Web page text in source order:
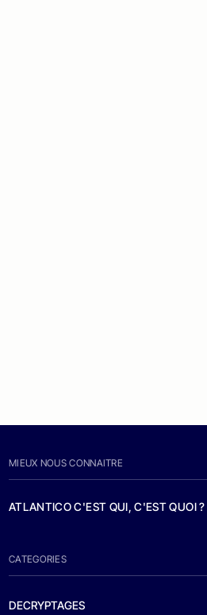
MIEUX NOUS CONNAITRE
ATLANTICO C'EST QUI, C'EST QUOI ?
CATEGORIES
DECRYPTAGES